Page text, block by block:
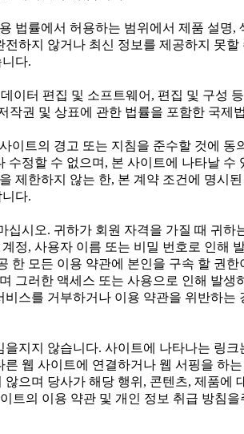
법률에서 허용하는 범위에서 제품 설명
하지 않거나 최신 정보를 제공하지 못
다.
터 편집 및 소프트웨어, 편집 및 구성
권 및 상표에 관한 법률을 포함한 국제
트의 경고 또는 지침을 준수할 것에
정할 수 없으며, 본 사이트에 나타날
한하지 않는 한, 본 계약 조건에 명시
다.
시오. 귀하가 회원 자격을 가질 때 귀
정, 사용자 이름 또는 비밀 번호로 인해
모든 이용 약관에 본인을 구속 할 권
그러한 액세스 또는 사용으로 인해 발
스를 거부하거나 이용 약관을 위반하
지지 않습니다. 사이트에 나타나는 링
웹 사이트에 연결하거나 웹 서핑을 하
으며 당사가 해당 행위, 콘텐츠, 제품에
트의 이용 약관 및 개인 정보 취급 방침